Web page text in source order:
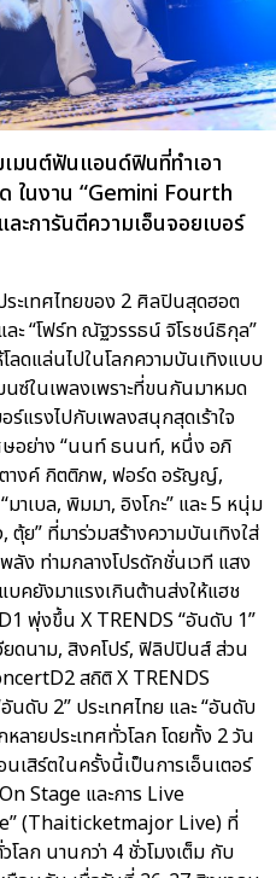
มนต์ฟันแอนด์ฟินที่ทำเอา
ในงาน “Gemini Fourth
การันตีความเอ็นจอยเบอร์
ะเทศไทยของ 2 ศิลปินสุดฮอต
ะ “โฟร์ท ณัฐวรรธน์ จิโรชน์ธิกุล”
ดแล่นไปในโลกความบันเทิงแบบ
นซ์ในเพลงเพราะที่ขนกันมาหมด
แรงไปกับเพลงสนุกสุดเร้าใจ
อย่าง “นนท์ ธนนท์, หนึ่ง อภิ
างค์ กิตติภพ, ฟอร์ด อรัญญ์,
าเบล, พิมมา, อิงโกะ” และ 5 หนุ่ม
ตุ้ย” ที่มาร่วมสร้างความบันเทิงใส่
ง ท่ามกลางโปรดักชั่นเวที แสง
คยังมาแรงเกินต้านส่งให้แฮช
พุ่งขึ้น X TRENDS “อันดับ 1”
วียดนาม, สิงคโปร์, ฟิลิปปินส์ ส่วน
สถิติ X TRENDS
นดับ 2” ประเทศไทย และ “อันดับ
ลายประเทศทั่วโลก โดยทั้ง 2 วัน
เสิร์ตในครั้งนี้เป็นการเอ็นเตอร์
Stage และการ Live
(Thaiticketmajor Live) ที่
ลก นานกว่า 4 ชั่วโมงเต็ม กับ